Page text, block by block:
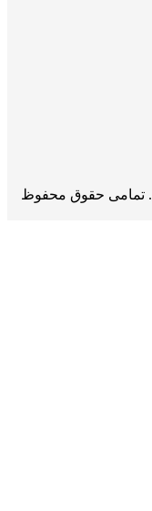
. تمامی حقوق محفوظ